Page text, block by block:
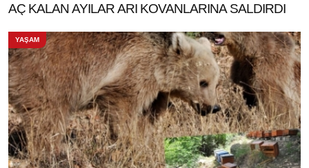
AÇ KALAN AYILAR ARI KOVANLARINA SALDIRDI
YAŞAM